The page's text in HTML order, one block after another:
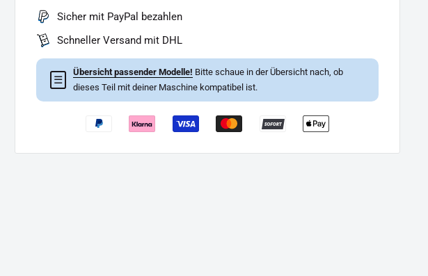
Sicher mit PayPal bezahlen
Schneller Versand mit DHL
☰
Übersicht passender Modelle! Bitte schaue in der Übersicht nach, ob
dieses Teil mit deiner Maschine kompatibel ist.